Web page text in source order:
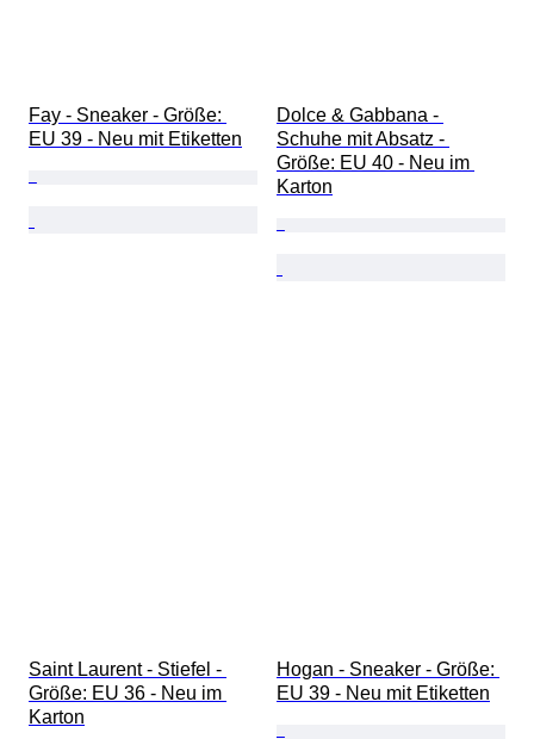
Fay - Sneaker - Größe:
EU 39 - Neu mit Etiketten
Dolce & Gabbana -
Schuhe mit Absatz -
Größe: EU 40 - Neu im
Karton
Saint Laurent - Stiefel -
Größe: EU 36 - Neu im
Karton
Hogan - Sneaker - Größe:
EU 39 - Neu mit Etiketten